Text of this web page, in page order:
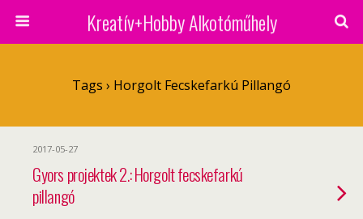
Kreatív+Hobby Alkotóműhely
Tags › Horgolt Fecskefarkú Pillangó
2017-05-27
Gyors projektek 2.: Horgolt fecskefarkú
pillangó